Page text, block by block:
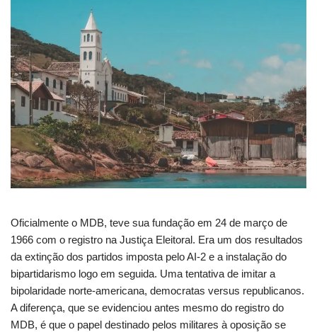
Oficialmente o MDB, teve sua fundação em 24 de março de
1966 com o registro na Justiça Eleitoral. Era um dos resultados
da extinção dos partidos imposta pelo AI-2 e a instalação do
bipartidarismo logo em seguida. Uma tentativa de imitar a
bipolaridade norte-americana, democratas versus republicanos.
A diferença, que se evidenciou antes mesmo do registro do
MDB, é que o papel destinado pelos militares à oposição se